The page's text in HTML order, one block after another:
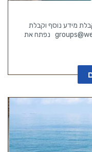
קשר, לקבלת מידע נוסף וקבלת
הצעת מחיר לכל היום כתבו לנו: groups@westgalil.org.il נפתח את